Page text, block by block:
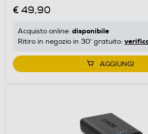
€ 49,90
Acquisto online: disponibile
Ritiro in negozio in 30' gratuito:
AGGIUNGI